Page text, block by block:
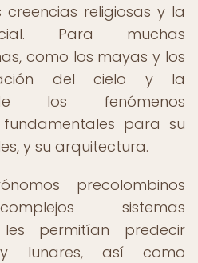
religiosas y la
Para muchas
como los mayas y los
del cielo y la
los fenómenos
para su
y su arquitectura.
precolombinos
sistemas
permitían predecir
lunares, así como